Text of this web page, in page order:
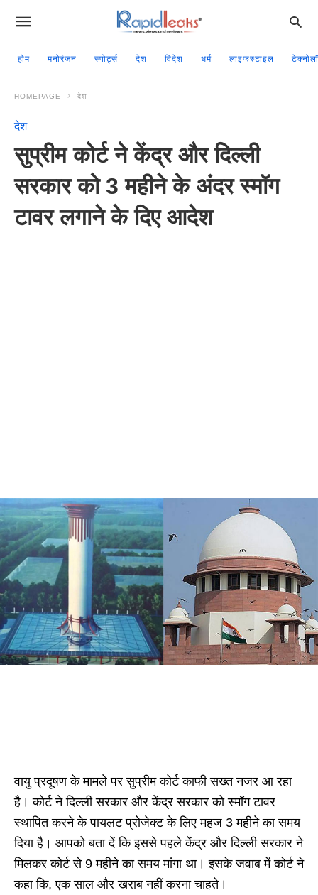
होम मनोरंजन स्पोर्ट्स देश विदेश धर्म लाइफस्टाइल
HOMEPAGE देश
देश
सुप्रीम कोर्ट ने केंद्र और दिल्ली
सरकार को 3 महीने के अंदर स्मॉग
टावर लगाने के दिए आदेश
वायु प्रदूषण के मामले पर सुप्रीम कोर्ट काफी सख्त नजर आ रहा
है। कोर्ट ने दिल्ली सरकार और केंद्र सरकार को स्मॉग टावर
स्थापित करने के पायलट प्रोजेक्ट के लिए महज 3 महीने का समय
दिया है। आपको बता दें कि इससे पहले केंद्र और दिल्ली सरकार ने
मिलकर कोर्ट से 9 महीने का समय मांगा था। इसके जवाब में कोर्ट ने
कहा कि, एक साल और खराब नहीं करना चाहते।